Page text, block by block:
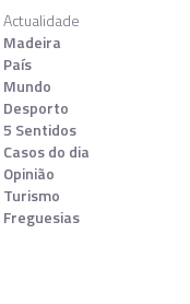
Actualidade
Madeira
País
Mundo
Desporto
5 Sentidos
Casos do dia
Opinião
Turismo
Freguesias